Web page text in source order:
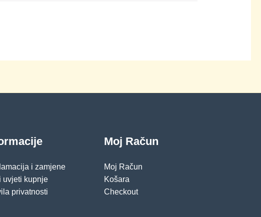
i zamjene
uvjeti kupnje
privatnosti
Moj Račun
Moj Račun
Košara
Checkout